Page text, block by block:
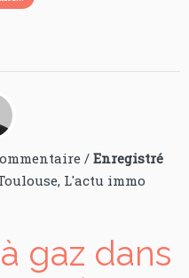
/ Enregistré
, L'actu immo
gaz dans